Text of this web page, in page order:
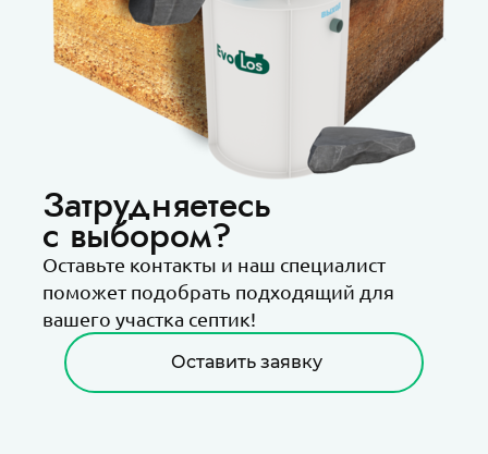
Затрудняетесь
с выбором?
Оставьте контакты и наш специалист
поможет подобрать подходящий для
вашего участка септик!
Оставить заявку